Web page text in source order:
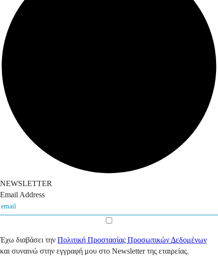
NEWSLETTER
Email Address
Έχω διαβάσει την Πολιτική Προστασίας Προσωπικών Δεδομένων
και συναινώ στην εγγραφή μου στο Newsletter της εταιρείας.